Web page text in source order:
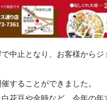
中止となり、お客様からジ
することができました。